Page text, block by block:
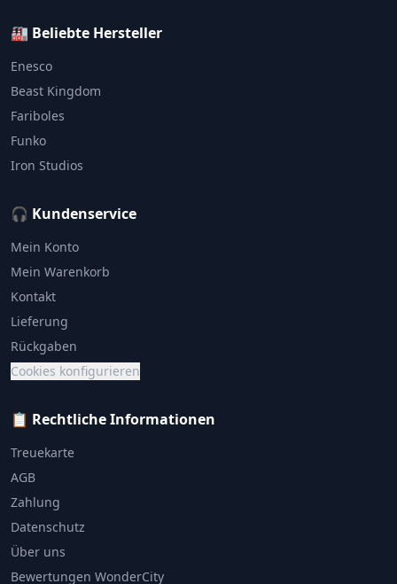
🏭 Beliebte Hersteller
Enesco
Beast Kingdom
Fariboles
Funko
Iron Studios
🎧 Kundenservice
Mein Konto
Mein Warenkorb
Kontakt
Lieferung
Rückgaben
Cookies konfigurieren
📋 Rechtliche Informationen
Treuekarte
AGB
Zahlung
Datenschutz
Über uns
Bewertungen WonderCity